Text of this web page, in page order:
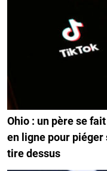
Ohio : un père se
en ligne pour piéger
tire dessus